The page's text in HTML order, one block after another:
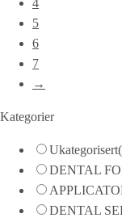
5
6
7
→
Kategorier
Ukategorisert
DENTAL
DENTAL